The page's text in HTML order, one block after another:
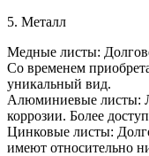
5. Металл
Медные листы:
Со временем
уникальный вид.
Алюминиевые листы:
коррозии. Более
Цинковые листы:
имеют относительно